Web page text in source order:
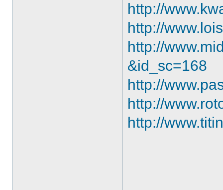
http://
http://
http://
&id_sc=168
http://
http://
http://